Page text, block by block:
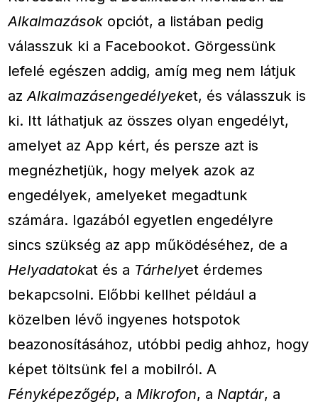
Alkalmazások opciót, a listában pedig
válasszuk ki a Facebookot. Görgessünk
lefelé egészen addig, amíg meg nem látjuk
azAlkalmazásengedélyeket, és válasszuk is
ki. Itt láthatjuk az összes olyan engedélyt,
amelyet az App kért, és persze azt is
megnézhetjük, hogy melyek azok az
engedélyek, amelyeket megadtunk
számára. Igazából egyetlen engedélyre
sincs szükség az app működéséhez, de a
Helyadatokat és a Tárhelyet érdemes
bekapcsolni. Előbbi kellhet például a
közelben lévő ingyenes hotspotok
beazonosításához, utóbbi pedig ahhoz, hogy
képet töltsünk fel a mobilról. A
Fényképezőgép, a Mikrofon, a Naptár, a